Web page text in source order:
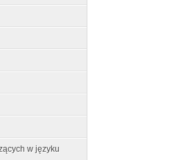
w języku